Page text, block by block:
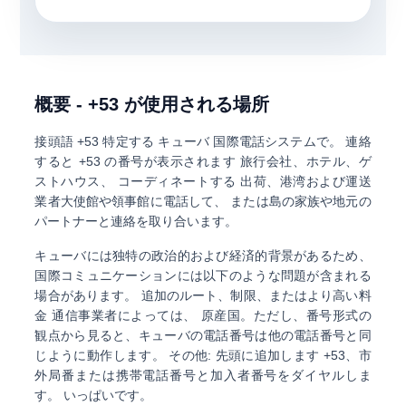
概要 - +53 が使用される場所
接頭語+53 特定する キューバ国際電話システムで。 連絡
すると +53 の番号が表示されます 旅行会社、ホテル、ゲ
ストハウス
、 コーディネートする 出荷、港湾および運送
業者大使館や領事館に電話して、 または島の家族や地元の
パートナーと連絡を取り合います。
キューバには独特の政治的および経済的背景があるため、
国際コミュニケーションには以下のような問題が含まれる
場合があります。 追加のルート、制限、またはより高い料
金 通信事業者によっては、 原産国。ただし、番号形式の
観点から見ると、キューバの電話番号は他の電話番号と同
じように動作します。 その他: 先頭に追加します +53 、市
外局番または携帯電話番号と加入者番号をダイヤルしま
す。 いっぱいです。